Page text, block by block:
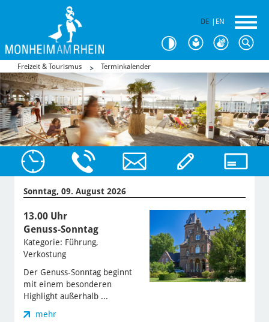
DE EN
Freizeit & Tourismus Terminkalender
Sonntag, 09. August 2026
13.00 Uhr
Genuss-Sonntag
Kategorie: Führung,
Verkostung
Der Genuss-Sonntag beginnt
mit einem besonderen
Highlight außerhalb ...
mehr